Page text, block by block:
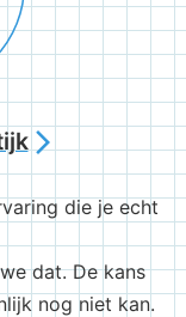
arrow_forward_ios
die je echt
dat. De kans
nog niet kan.